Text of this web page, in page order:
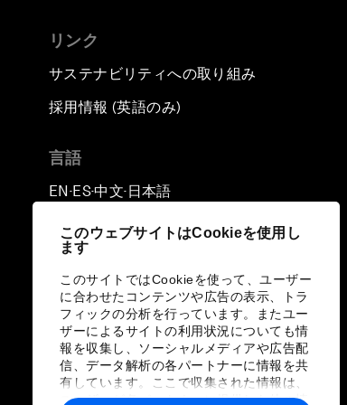
このウェブサイトはCookieを使用し
ます
このサイトではCookieを使って、ユーザー
に合わせたコンテンツや広告の表示、トラ
フィックの分析を行っています。またユー
ザーによるサイトの利用状況についても情
報を収集し、ソーシャルメディアや広告配
信、データ解析の各パートナーに情報を共
有しています。ここで収集された情報は、
ユーザーが各パートナーに提供した他の情
リンク
サステナビリティへの取り組み
採用情報 (英語のみ)
言語
EN ▪ ES▪中文▪ 日本語